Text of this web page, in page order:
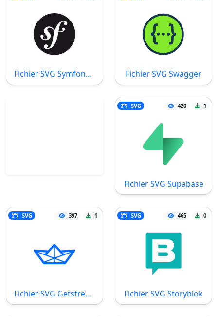
Fichier SVG Symfony Dark Fichier SVG Swagger
SVG 420 1
Fichier SVG Supabase
SVG 397 1
Fichier SVG Getstream
SVG 465 0
Fichier SVG Storyblok